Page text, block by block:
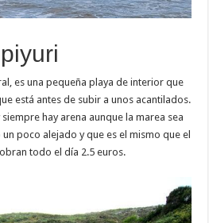
es una pequeña playa de interior que
está antes de subir a unos acantilados.
hay arena aunque la marea sea
poco alejado y que es el mismo que el
todo el día 2.5 euros.